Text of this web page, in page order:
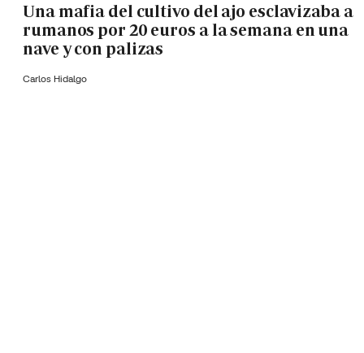
Una mafia del cultivo del ajo esclavizaba a
rumanos por 20 euros a la semana en una
nave y con palizas
Carlos Hidalgo